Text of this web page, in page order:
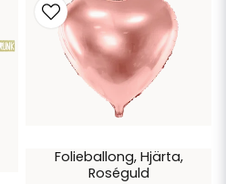
Folieballong, Hjärta,
Roséguld